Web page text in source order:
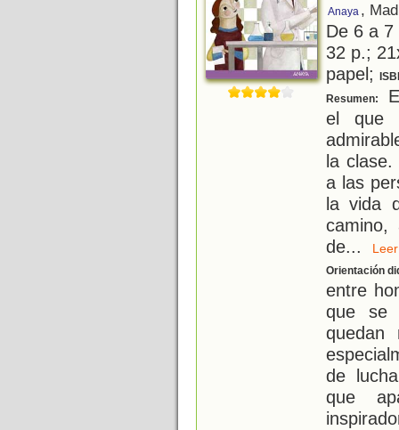
Anaya ,
De 6 a
32 p.;
papel;
Resumen:
el que
la
a las
la vida
de...
Orientación
entre
que se
quedan
de
que